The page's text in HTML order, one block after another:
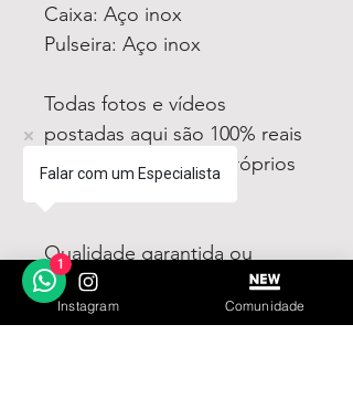
Caixa: Aço inox
Pulseira: Aço inox
Todas fotos e vídeos
postadas aqui são 100% reais
tiradas por nós dos próprios
Qualidade garantida ou
devolução por nossa conta!
Instagram Comunidade
Falar com um Especialista
1